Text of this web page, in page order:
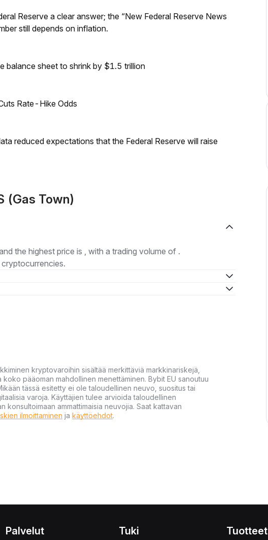
Reserve a clear answer; the “New Federal Reserve News
still depends on inflation.
balance sheet to shrink by $1.5 trillion
Rate-Hike Odds
reduced expectations that the Federal Reserve will raise
(Gas Town)
the highest price is , with a trading volume of .
cryptocurrencies.
kryptovaroihin sisältää merkittäviä markkinariskejä,
pääoman mahdollinen menettäminen. Bybit EU sanoutuu
tässä esitetty ei ole taloudellinen neuvo, suositus tai
varoja. Käyttäjien tulee arvioida taloudellinen
konsultoimaan ammattimaisia neuvojia. Saat kattavan
ilmoittaminen ja käyttöehdot.
Palvelut Tuki Tuotteet